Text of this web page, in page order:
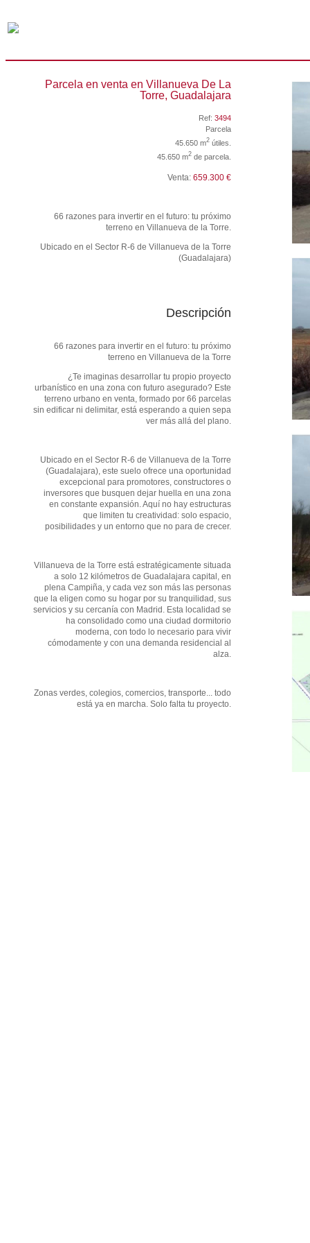
Parcela en venta en Villanueva De La
Torre, Guadalajara
Ref: 3494
Parcela
45.650 m2 útiles.
45.650 m2 de parcela.
Venta: 659.300 €
66 razones para invertir en el futuro: tu próximo
terreno en Villanueva de la Torre.
Ubicado en el Sector R-6 de Villanueva de la Torre
(Guadalajara)
Descripción
66 razones para invertir en el futuro: tu próximo
terreno en Villanueva de la Torre
¿Te imaginas desarrollar tu propio proyecto
urbanístico en una zona con futuro asegurado? Este
terreno urbano en venta, formado por 66 parcelas
sin edificar ni delimitar, está esperando a quien sepa
ver más allá del plano.
Ubicado en el Sector R-6 de Villanueva de la Torre
(Guadalajara), este suelo ofrece una oportunidad
excepcional para promotores, constructores o
inversores que busquen dejar huella en una zona
en constante expansión. Aquí no hay estructuras
que limiten tu creatividad: solo espacio,
posibilidades y un entorno que no para de crecer.
Villanueva de la Torre está estratégicamente situada
a solo 12 kilómetros de Guadalajara capital, en
plena Campiña, y cada vez son más las personas
que la eligen como su hogar por su tranquilidad, sus
servicios y su cercanía con Madrid. Esta localidad se
ha consolidado como una ciudad dormitorio
moderna, con todo lo necesario para vivir
cómodamente y con una demanda residencial al
alza.
Zonas verdes, colegios, comercios, transporte... todo
está ya en marcha. Solo falta tu proyecto.